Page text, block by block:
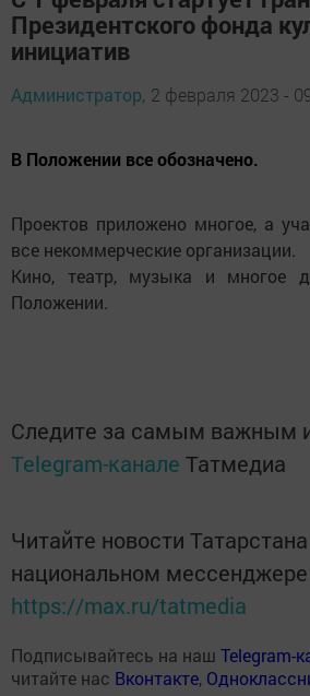
Президентского фонда
инициатив
Администратор, 2 февраля 2023 -
В Положении все обозначено.
Проектов приложено многое, а
все некоммерческие организации.
Кино, театр, музыка и многое
Положении.
Следите за самым важным
Telegram-канале Татмедиа
Читайте новости
национальном
https://max.ru/tatmedia
Подписывайтесь на наш Telegram-
читайте нас Вконтакте,